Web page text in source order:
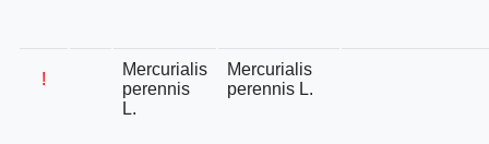
!
Mercurialis
perennis
L.
Mercurialis
perennis L.